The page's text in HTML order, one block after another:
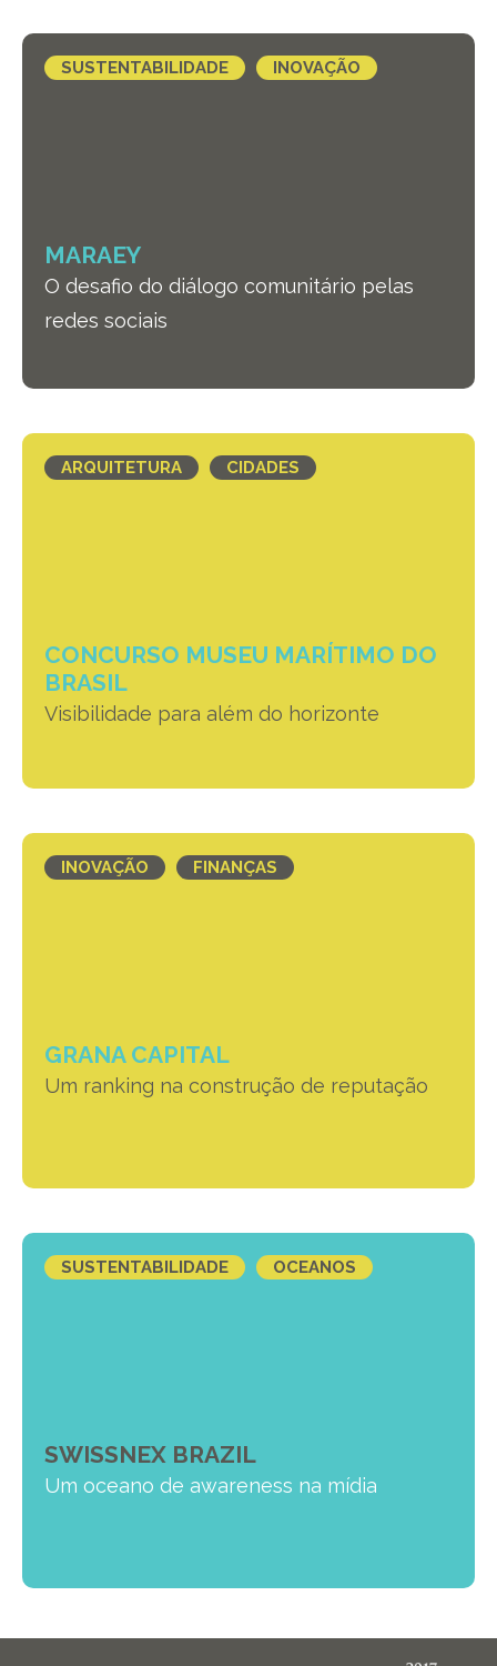
SUSTENTABILIDADE INOVAÇÃO
MARAEY
O desafio do diálogo comunitário pelas
redes sociais
ARQUITETURA CIDADES
CONCURSO MUSEU MARÍTIMO DO
BRASIL
Visibilidade para além do horizonte
INOVAÇÃO FINANÇAS
GRANA CAPITAL
Um ranking na construção de reputação
SUSTENTABILIDADE OCEANOS
SWISSNEX BRAZIL
Um oceano de awareness na mídia